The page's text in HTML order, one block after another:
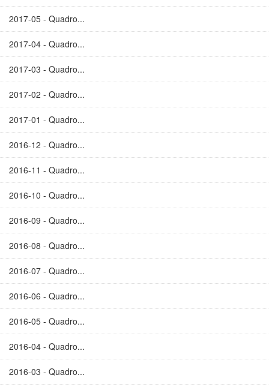
2017-05 - Quadro...
2017-04 - Quadro...
2017-03 - Quadro...
2017-02 - Quadro...
2017-01 - Quadro...
2016-12 - Quadro...
2016-11 - Quadro...
2016-10 - Quadro...
2016-09 - Quadro...
2016-08 - Quadro...
2016-07 - Quadro...
2016-06 - Quadro...
2016-05 - Quadro...
2016-04 - Quadro...
2016-03 - Quadro...